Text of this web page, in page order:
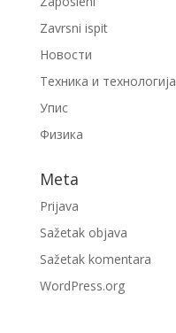
Zavrsni ispit
Новости
Техника и технологија
Упис
Физика
Meta
Prijava
Sažetak objava
Sažetak komentara
WordPress.org